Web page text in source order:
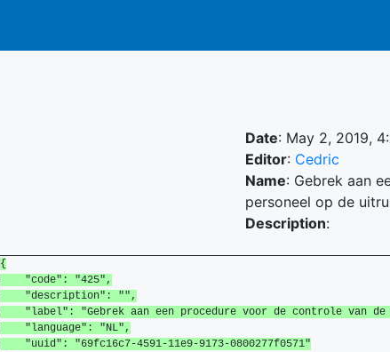
Date: May 2, 2019,
Editor: Cedric
Name: Gebrek aan
personeel op de
Description:
{
"code": "425",
"description": "",
"label": "Gebrek aan een procedure voor de controle van de
"language": "NL",
"uuid": "69fc16c7-4591-11e9-9173-0800277f0571"